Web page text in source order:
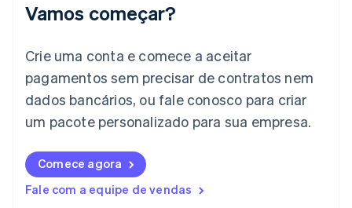
Vamos começar?
Crie uma conta e comece a aceitar
pagamentos sem precisar de contratos nem
dados bancários, ou fale conosco para criar
um pacote personalizado para sua empresa.
Comece agora
Fale com a equipe de vendas
English
Italiano English
日本語English
Letônia
Liechtenstein
Lituânia
English
Luxemburgo